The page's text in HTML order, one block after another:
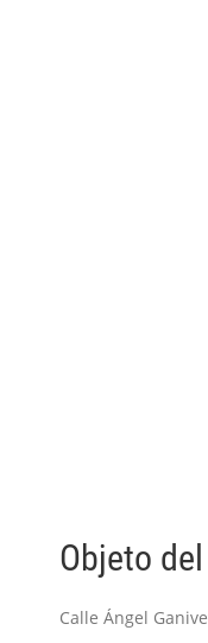
Objeto
Calle Ángel